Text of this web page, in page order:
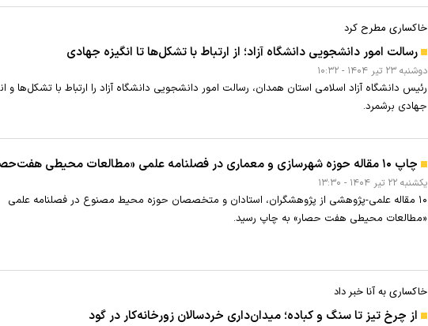
خاکساری مطرح کرد
رسالت امور دانشجویی دانشگاه آزاد؛ از ارتباط با تشکل‌ها تا انگیزه جهادی
دوشنبه ۲۳ تير ۱۴۰۴ - ۱۰:۳۲
رئیس دانشگاه آزاد اسلامی استان همدان، رسالت امور دانشجویی دانشگاه آزاد را ارتباط با تشکل‌ها و
جهادی برشمرد.
چاپ ۱۰ مقاله حوزه شهرسازی و معماری در فصلنامه علمی «مطالعات محیطی هفت‌حصار»
يکشنبه ۲۲ تير ۱۴۰۴ - ۱۳:۳۰
۱۰ مقاله علمی-پژوهشی از پژوهشگران، استادان و متخصصان حوزه محیط مصنوع در فصلنامه علمی
«مطالعات محیطی هفت حصار» به چاپ رسید.
خاکساری به آنا خبر داد
از چرخ تیز تا سنگ و کباده؛ میدان‌داری خردسالان زورخانه‌کار در گود